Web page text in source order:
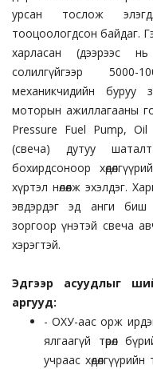
урсан тослож
тооцоологдсон байдаг.
харласан (дээрээс
солилгүйгээр 5000-
механикчидийн буруу
моторын ажиллагааны
Pressure Fuel Pump, Oil
(свеча) дутуу
бохирдсоноор
хүртэл нөлөөлж эхэлдэг.
эвдэрдэг эд анги биш
зоргоор үнэтэй свеча
хэрэгтэй.
Эдгээр асуудлыг
аргууд:
- ОХУ-аас орж
ялгаагүй төрөл
учраас